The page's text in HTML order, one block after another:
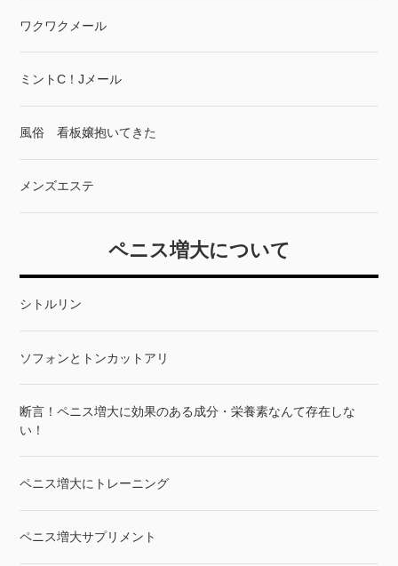
ワクワクメール
ミントC！Jメール
風俗 看板嬢抱いてきた
メンズエステ
ペニス増大について
シトルリン
ソフォンとトンカットアリ
断言！ペニス増大に効果のある成分・栄養素なんて存在しな
い！
ペニス増大にトレーニング
ペニス増大サプリメント